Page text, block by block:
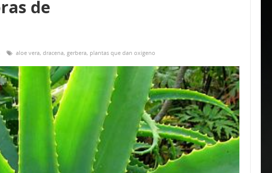
de
aloe vera, dracena, gerbera, plantas que dan oxígeno